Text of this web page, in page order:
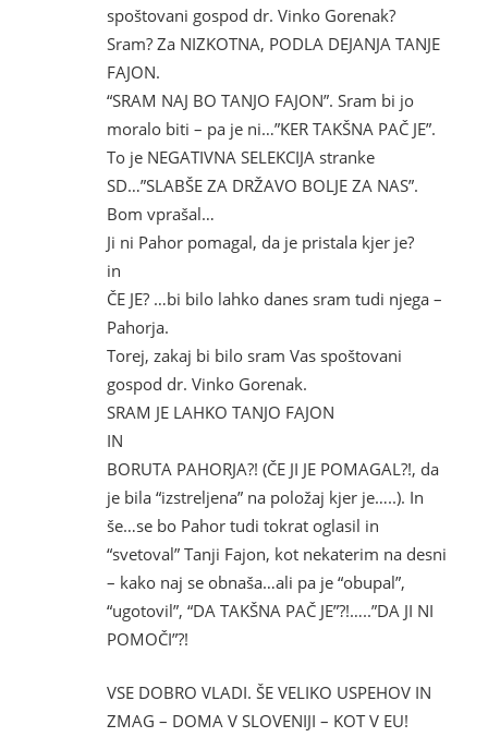
spoštovani gospod dr. Vinko Gorenak?
Sram? Za NIZKOTNA, PODLA DEJANJA TANJE
FAJON.
“SRAM NAJ BO TANJO FAJON”. Sram bi jo
moralo biti – pa je ni…”KER TAKŠNA PAČ JE”.
To je NEGATIVNA SELEKCIJA stranke
SD…”SLABŠE ZA DRŽAVO BOLJE ZA NAS”.
Bom vprašal…
Ji ni Pahor pomagal, da je pristala kjer je?
in
ČE JE? …bi bilo lahko danes sram tudi njega –
Pahorja.
Torej, zakaj bi bilo sram Vas spoštovani
gospod dr. Vinko Gorenak.
SRAM JE LAHKO TANJO FAJON
IN
BORUTA PAHORJA?! (ČE JI JE POMAGAL?!, da
je bila “izstreljena” na položaj kjer je…..). In
še…se bo Pahor tudi tokrat oglasil in
“svetoval” Tanji Fajon, kot nekaterim na desni
– kako naj se obnaša…ali pa je “obupal”,
“ugotovil”, “DA TAKŠNA PAČ JE”?!…..”DA JI NI
POMOČI”?!
VSE DOBRO VLADI. ŠE VELIKO USPEHOV IN
ZMAG – DOMA V SLOVENIJI – KOT V EU!